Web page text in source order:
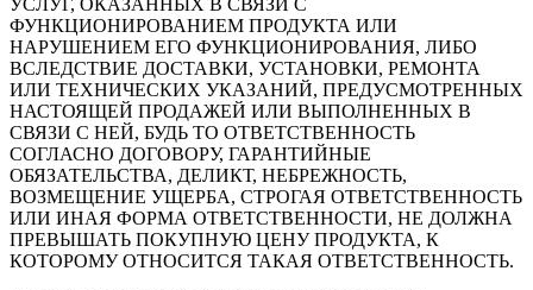
УСЛУГ, ОКАЗАННЫХ В СВЯЗИ С
ФУНКЦИОНИРОВАНИЕМ ПРОДУКТА ИЛИ
НАРУШЕНИЕМ ЕГО ФУНКЦИОНИРОВАНИЯ, ЛИБО
ВСЛЕДСТВИЕ ДОСТАВКИ, УСТАНОВКИ, РЕМОНТА
ИЛИ ТЕХНИЧЕСКИХ УКАЗАНИЙ, ПРЕДУСМОТРЕННЫХ
НАСТОЯЩЕЙ ПРОДАЖЕЙ ИЛИ ВЫПОЛНЕННЫХ В
СВЯЗИ С НЕЙ, БУДЬ ТО ОТВЕТСТВЕННОСТЬ
СОГЛАСНО ДОГОВОРУ, ГАРАНТИЙНЫЕ
ОБЯЗАТЕЛЬСТВА, ДЕЛИКТ, НЕБРЕЖНОСТЬ,
ВОЗМЕЩЕНИЕ УЩЕРБА, СТРОГАЯ ОТВЕТСТВЕННОСТЬ
ИЛИ ИНАЯ ФОРМА ОТВЕТСТВЕННОСТИ, НЕ ДОЛЖНА
ПРЕВЫШАТЬ ПОКУПНУЮ ЦЕНУ ПРОДУКТА, К
КОТОРОМУ ОТНОСИТСЯ ТАКАЯ ОТВЕТСТВЕННОСТЬ.